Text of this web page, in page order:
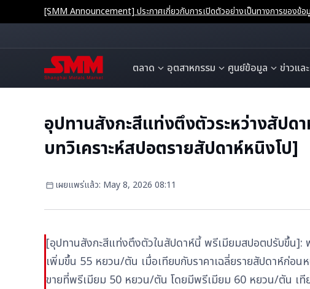
[SMM Announcement] ประกาศเกี่ยวกับการเปิดตัวอย่างเป็นทางการของ
ตลาด อุตสาหกรรม ศูนย์ข้อมูล ข่าวแล
อุปทานสังกะสีแท่งตึงตัวระหว่างสัป
บทวิเคราะห์สปอตรายสัปดาห์หนิงโป]
เผยแพร่แล้ว: May 8, 2026 08:11
[อุปทานสังกะสีแท่งตึงตัวในสัปดาห์นี้ พรีเมียมสปอตปรับขึ้น]:
เพิ่มขึ้น 55 หยวน/ตัน เมื่อเทียบกับราคาเฉลี่ยรายสัปดาห์ก่
ขายที่พรีเมียม 50 หยวน/ตัน โดยมีพรีเมียม 60 หยวน/ตัน เที